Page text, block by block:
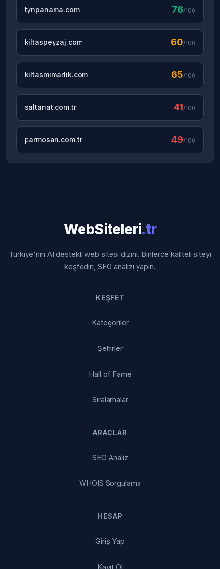
tynpanama.com 76/100
kiltaspeyzaj.com 60/100
kiltasmimarlik.com 65/100
saltanat.com.tr 41/100
parmosan.com.tr 49/100
WebSiteleri.tr
Türkiye'nin AI destekli web sitesi dizini. Binlerce kaliteli siteyi
keşfedin, SEO analizi yapın.
KEŞFET
Kategoriler
Şehirler
Hall of Fame
Sıralamalar
ARAÇLAR
SEO Analiz
WHOIS Sorgulama
HESAP
Giriş Yap
Kayıt Ol